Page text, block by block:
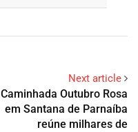
Next article
Caminhada Outubro Rosa
em Santana de Parnaíba
reúne milhares de